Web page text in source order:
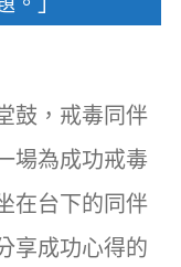
鼓，戒毒同伴
場為成功戒毒
在台下的同伴
享成功心得的